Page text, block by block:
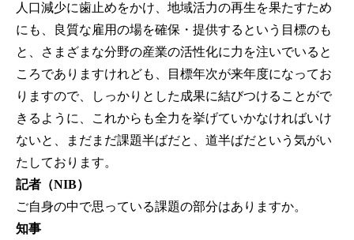
人口減少に歯止めをかけ、地域活力の再生を果たすため
にも、良質な雇用の場を確保・提供するという目標のも
と、さまざまな分野の産業の活性化に力を注いでいると
ころでありますけれども、目標年次が来年度になってお
りますので、しっかりとした成果に結びつけることがで
きるように、これからも全力を挙げていかなければいけ
ないと、まだまだ課題半ばだと、道半ばだという気がい
たしております。
記者（NIB）
ご自身の中で思っている課題の部分はありますか。
知事